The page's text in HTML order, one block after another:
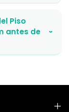
Piso
antes de
›